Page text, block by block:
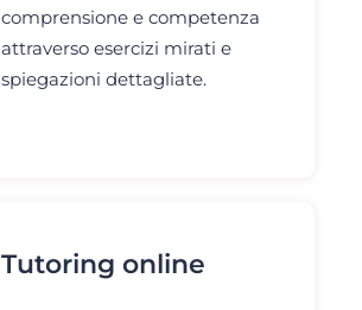
comprensione e competenza
attraverso esercizi mirati e
spiegazioni dettagliate.
Tutoring online